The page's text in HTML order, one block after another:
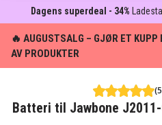
Dagens superdeal - 34%
🔥 AUGUSTSALG – GJØR ET KUPP
AV PRODUKTER
Batteri til Jawbone J2011-